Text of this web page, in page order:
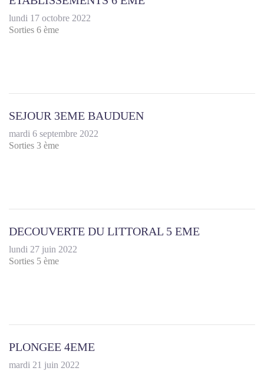
lundi 17 octobre 2022
Sorties 6 ème
SEJOUR 3EME BAUDUEN
mardi 6 septembre 2022
Sorties 3 ème
DECOUVERTE DU LITTORAL 5 EME
lundi 27 juin 2022
Sorties 5 ème
PLONGEE 4EME
mardi 21 juin 2022